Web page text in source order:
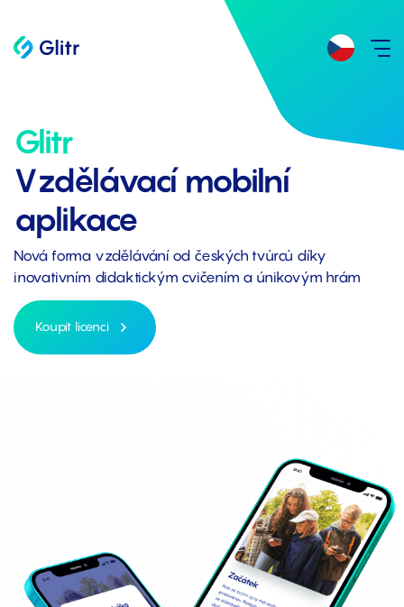
Glitr
Vzdělávací mobilní
aplikace
Nová forma vzdělávání od českých tvůrců díky
inovativním didaktickým cvičením a únikovým hrám
Koupit licenci